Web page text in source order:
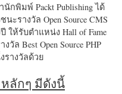
นักพิมพ์ Packt Publishing ได้
นะรางวัล Open Source CMS
ให้รับตำแหน่ง Hall of Fame
ล Best Open Source PHP
รางวัลด้วย
ลักๆ มีดังนี้